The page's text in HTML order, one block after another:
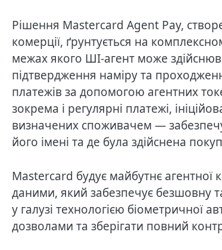
Рішення Mastercard Agent Pay,
комерції, ґрунтується на
межах якого ШІ-агент може
підтвердження наміру та
платежів за допомогою агентних
зокрема і регулярні платежі,
визначених споживачем —
його імені та де була здійснена
Mastercard будує майбутнє агентної
даними, який забезпечує безшовну
у галузі технологією біометричної
дозволами та зберігати повний